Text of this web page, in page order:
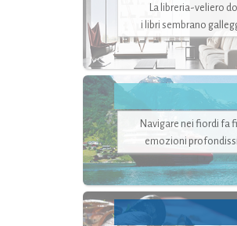
La libreria-veliero
i libri sembrano
Navigare nei fiordi fa
emozioni